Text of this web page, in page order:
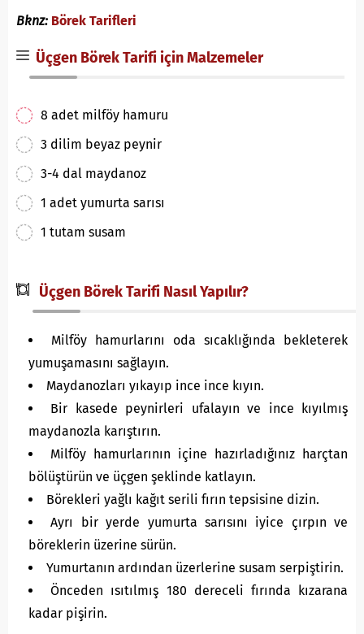
Bknz: Börek Tarifleri
Üçgen Börek Tarifi için Malzemeler
8 adet milföy hamuru
3 dilim beyaz peynir
3-4 dal maydanoz
1 adet yumurta sarısı
1 tutam susam
Üçgen Börek Tarifi Nasıl Yapılır?
Milföy hamurlarını oda sıcaklığında bekleterek
yumuşamasını sağlayın.
Maydanozları yıkayıp ince ince kıyın.
Bir kasede peynirleri ufalayın ve ince kıyılmış
maydanozla karıştırın.
Milföy hamurlarının içine hazırladığınız harçtan
bölüştürün ve üçgen şeklinde katlayın.
Börekleri yağlı kağıt serili fırın tepsisine dizin.
Ayrı bir yerde yumurta sarısını iyice çırpın ve
böreklerin üzerine sürün.
Yumurtanın ardından üzerlerine susam serpiştirin.
Önceden ısıtılmış 180 dereceli fırında kızarana
kadar pişirin.